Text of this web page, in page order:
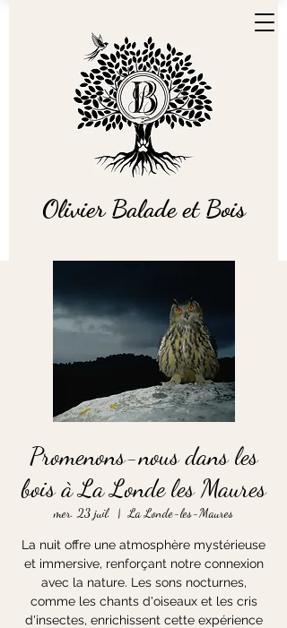
Olivier Balade et Bois
Promenons-nous dans les
bois à La Londe les Maures
mer. 23 juil.
  |
La Londe-les-Maures
La nuit offre une atmosphère mystérieuse
et immersive, renforçant notre connexion
avec la nature. Les sons nocturnes,
comme les chants d'oiseaux et les cris
d'insectes, enrichissent cette expérience